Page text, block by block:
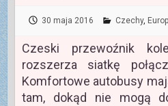
30 maja 2016 Czechy,
Czeski przewoźnik
rozszerza siatkę
Komfortowe autobusy
tam, dokąd nie mogą